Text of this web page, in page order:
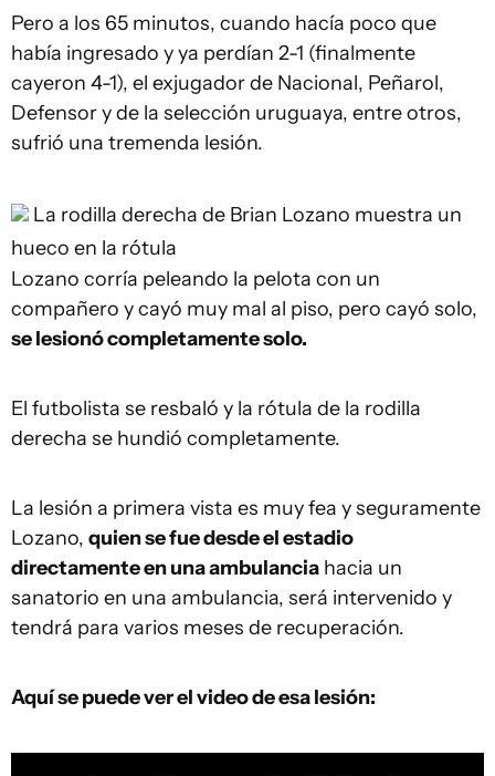
Pero a los 65 minutos, cuando hacía poco que
había ingresado y ya perdían 2-1 (finalmente
cayeron 4-1), el exjugador de Nacional, Peñarol,
Defensor y de la selección uruguaya, entre otros,
sufrió una tremenda lesión.
La rodilla derecha de Brian Lozano muestra un
hueco en la rótula
Lozano corría peleando la pelota con un
compañero y cayó muy mal al piso, pero cayó solo,
se lesionó completamente solo.
El futbolista se resbaló y la rótula de la rodilla
derecha se hundió completamente.
La lesión a primera vista es muy fea y seguramente
Lozano, quien se fue desde el estadio
directamente en una ambulancia hacia un
sanatorio en una ambulancia, será intervenido y
tendrá para varios meses de recuperación.
Aquí se puede ver el video de esa lesión: